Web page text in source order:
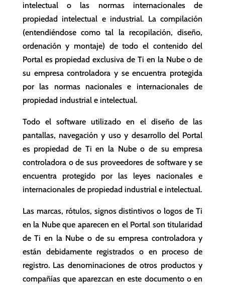
intelectual o las normas internacionales de
propiedad intelectual e industrial. La compilación
(entendiéndose como tal la recopilación, diseño,
ordenación y montaje) de todo el contenido del
Portal es propiedad exclusiva de Ti en la Nube o de
su empresa controladora y se encuentra protegida
por las normas nacionales e internacionales de
propiedad industrial e intelectual.
Todo el software utilizado en el diseño de las
pantallas, navegación y uso y desarrollo del Portal
es propiedad de Ti en la Nube o de su empresa
controladora o de sus proveedores de software y se
encuentra protegido por las leyes nacionales e
internacionales de propiedad industrial e intelectual.
Las marcas, rótulos, signos distintivos o logos de Ti
en la Nube que aparecen en el Portal son titularidad
de Ti en la Nube o de su empresa controladora y
están debidamente registrados o en proceso de
registro. Las denominaciones de otros productos y
compañías que aparezcan en este documento o en